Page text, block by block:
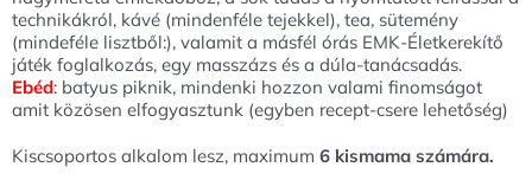
technikákról, kávé (mindenféle tejekkel), tea, sütemény
(mindeféle lisztből:), valamit a másfél órás EMK-Életkerekítő
játék foglalkozás, egy masszázs és a dúla-tanácsadás.
Ebéd: batyus piknik, mindenki hozzon valami finomságot
amit közösen elfogyasztunk (egyben recept-csere lehetőség)
Kiscsoportos alkalom lesz, maximum 6 kismama számára.